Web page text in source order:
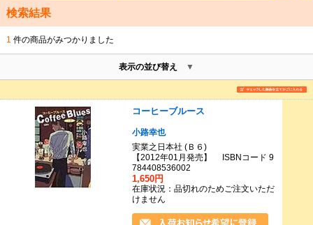
検索結果
1 件の商品がみつかりました
表示の並び替え
コーヒーブルース
小路幸也
実業之日本社 (Ｂ６)
【2012年01月発売】 ISBNコード 9
784408536002
1,650円
在庫状況：品切れのためご注文いただ
けません